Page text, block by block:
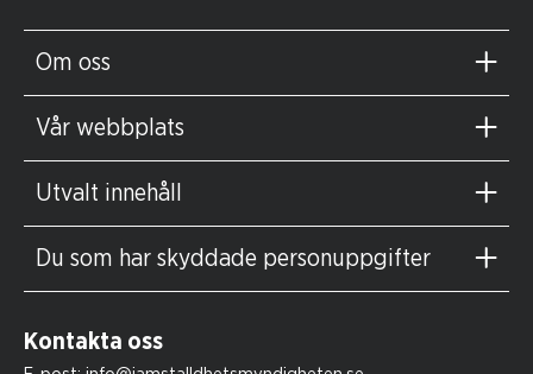
Om oss
Vår webbplats
Utvalt innehåll
Du som har skyddade personuppgifter
Kontakta oss